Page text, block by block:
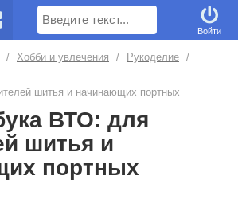
Поиск
Войти
/ Хобби и увлечения / Рукоделие /
шитья и начинающих портных
ВТО: для
шитья и
портных